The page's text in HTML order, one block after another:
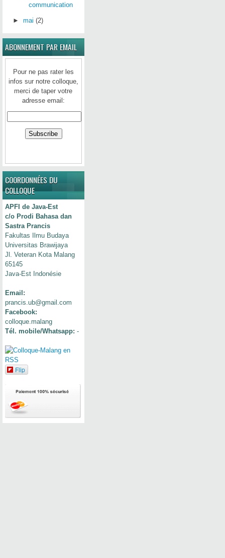
communication
►mai (2)
ABONNEMENT PAR EMAIL
Pour ne pas rater les
infos sur notre colloque,
merci de taper votre
adresse email:
COORDONNÉES DU
COLLOQUE
APFI de Java-Est
c/o Prodi Bahasa dan
Sastra Prancis
Fakultas Ilmu Budaya
Universitas Brawijaya
Jl. Veteran Kota Malang
65145
Java-Est Indonésie
Email:
prancis.ub@gmail.com
Facebook:
colloque.malang
Tél. mobile/Whatsapp: -
Flip